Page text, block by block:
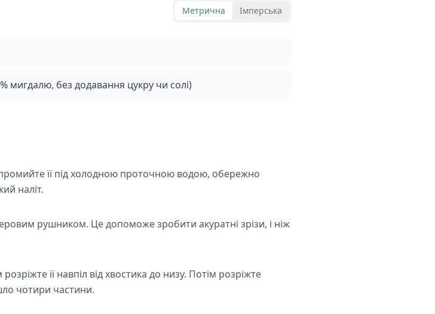
Метрична Імперська
мигдалю, без додавання цукру чи солі)
її під холодною проточною водою, обережно
наліт.
рушником. Це допоможе зробити акуратні зрізи, і ніж
її навпіл від хвостика до низу. Потім розріжте
чотири частини.